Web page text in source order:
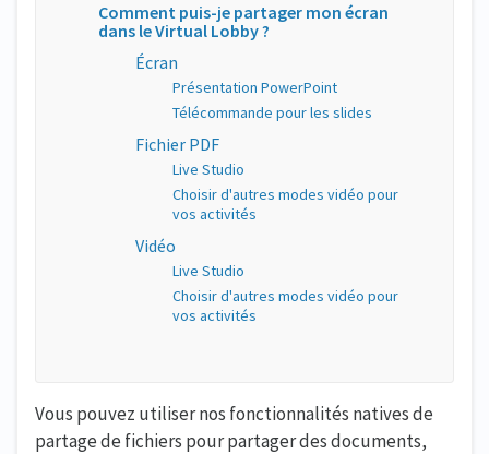
Comment puis-je partager mon écran
dans le Virtual Lobby ?
Écran
Présentation PowerPoint
Télécommande pour les slides
Fichier PDF
Live Studio
Choisir d'autres modes vidéo pour
vos activités
Vidéo
Live Studio
Choisir d'autres modes vidéo pour
vos activités
Vous pouvez utiliser nos fonctionnalités natives de
partage de fichiers pour partager des documents,